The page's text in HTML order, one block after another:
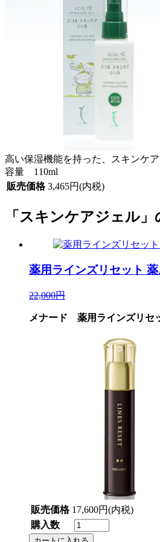
高い保湿機能を持った、スキンケ
容量 110ml
販売価格 3,465円(内税)
「スキンケアジェル
薬用ラインズリセット
22,000円
メナード 薬用ラインズリセ
販売価格 17,600円(内税)
購入数